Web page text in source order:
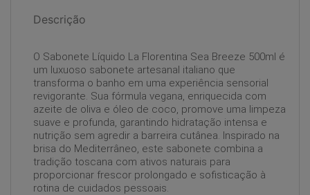
Descrição
O Sabonete Líquido La Florentina Sea Breeze 500ml é
um luxuoso sabonete artesanal italiano que
transforma o banho em uma experiência sensorial
revigorante. Sua fórmula vegana, enriquecida com
azeite de oliva e óleo de coco, promove uma limpeza
suave e profunda, garantindo hidratação intensa e
nutrição sem agredir a barreira cutânea. Inspirado na
brisa do Mediterrâneo, este sabonete combina a
tradição toscana com ativos naturais para
proporcionar frescor prolongado e sofisticação à
rotina de cuidados pessoais.